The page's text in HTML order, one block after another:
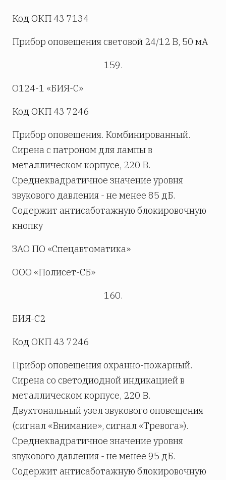
Код ОКП 43 7134
Прибор оповещения световой 24/12 В, 50 мА
159.
О124-1 «БИЯ-С»
Код ОКП 43 7246
Прибор оповещения. Комбинированный.
Сирена с патроном для лампы в
металлическом корпусе, 220 В.
Среднеквадратичное значение уровня
звукового давления - не менее 85 дБ.
Содержит антисаботажную блокировочную
кнопку
ЗАО ПО «Спецавтоматика»
ООО «Полисет-СБ»
160.
БИЯ-С2
Код ОКП 43 7246
Прибор оповещения охранно-пожарный.
Сирена со светодиодной индикацией в
металлическом корпусе, 220 В.
Двухтональный узел звукового оповещения
(сигнал «Внимание», сигнал «Тревога»).
Среднеквадратичное значение уровня
звукового давления - не менее 95 дБ.
Содержит антисаботажную блокировочную